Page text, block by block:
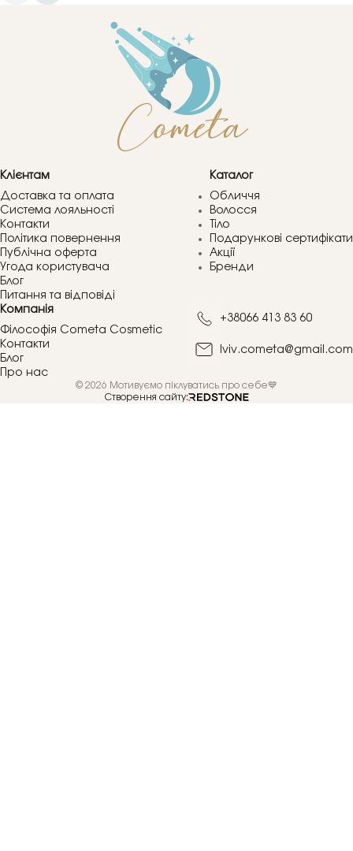
Клієнтам
Доставка та оплата
Система лояльності
Контакти
Політика повернення
Публічна оферта
Угода користувача
Блог
Питання та відповіді
Каталог
Обличчя
Волосся
Тіло
Подарункові сертифікати
Акції
Бренди
Компанія
Філософія Cometa Cosmetic
Контакти
Блог
Про нас
+38066 413 83 60
lviv.cometa@gmail.com
© 2026 Мотивуємо піклуватись про себе💙
Створення сайту: